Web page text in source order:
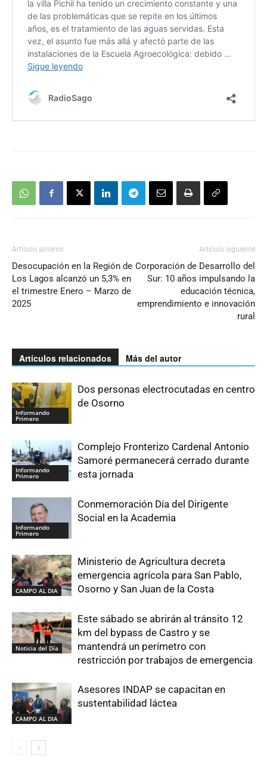
Artículo anterior
Desocupación en la Región de
Los Lagos alcanzó un 5,3% en
el trimestre Enero – Marzo de
2025
Artículo siguiente
Corporación de Desarrollo del
Sur: 10 años impulsando la
educación técnica,
emprendimiento e innovación
rural
Artículos relacionados Más del autor
Informando
Primero
Dos personas electrocutadas en centro
de Osorno
Informando
Primero
Complejo Fronterizo Cardenal Antonio
Samoré permanecerá cerrado durante
esta jornada
Informando
Primero
Conmemoración Día del Dirigente
Social en la Academia
CAMPO AL DIA
Ministerio de Agricultura decreta
emergencia agrícola para San Pablo,
Osorno y San Juan de la Costa
Noticia del Día
Este sábado se abrirán al tránsito 12
km del bypass de Castro y se
mantendrá un perímetro con
restricción por trabajos de emergencia
CAMPO AL DIA
Asesores INDAP se capacitan en
sustentabilidad láctea